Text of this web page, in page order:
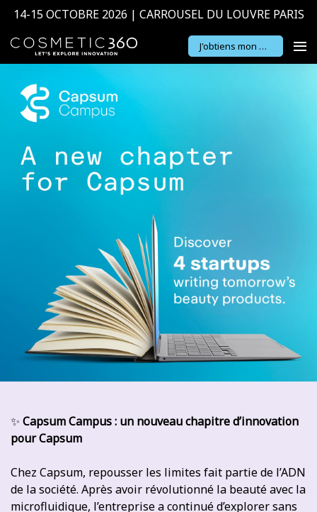
14-15 OCTOBRE 2026 | CARROUSEL DU LOUVRE PARIS
J'obtiens mon badge
✨ Capsum Campus : un nouveau chapitre d’innovation
pour Capsum
Chez Capsum, repousser les limites fait partie de l’ADN
de la société. Après avoir révolutionné la beauté avec la
microfluidique, l’entreprise a continué d’explorer sans